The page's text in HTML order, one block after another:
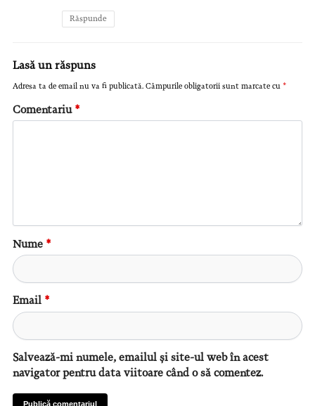
Răspunde
Lasă un răspuns
Adresa ta de email nu va fi publicată. Câmpurile obligatorii sunt marcate cu *
Comentariu *
Nume *
Email *
Salvează-mi numele, emailul și site-ul web în acest
navigator pentru data viitoare când o să comentez.